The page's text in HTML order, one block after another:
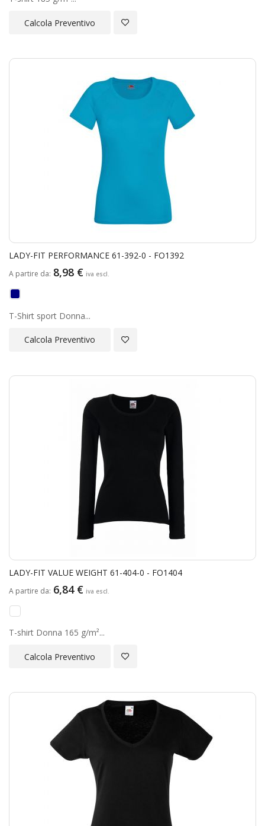
Calcola Preventivo Aggiungi alla Lista Desideri
LADY-FIT PERFORMANCE 61-392-0 - FO1392
A partire da 8,98 €
T-Shirt sport Donna...
Calcola Preventivo Aggiungi alla Lista Desideri
LADY-FIT VALUE WEIGHT 61-404-0 - FO1404
A partire da 6,84 €
T-shirt Donna 165 g/m²...
Calcola Preventivo Aggiungi alla Lista Desideri